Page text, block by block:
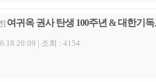
] 여귀옥 권사 탄생 100주년 & 대한기독
20:09 | 조회 : 4154